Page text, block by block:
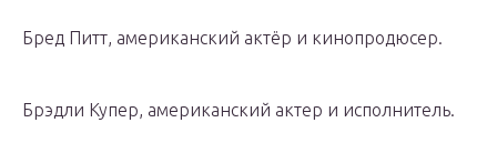
Бред Питт, американский актёр и кинопродюсер.
Брэдли Купер, американский актер и исполнитель.